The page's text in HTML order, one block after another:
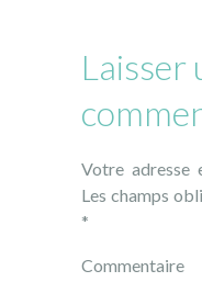
Laisser
Votre adresse
Les champs
*